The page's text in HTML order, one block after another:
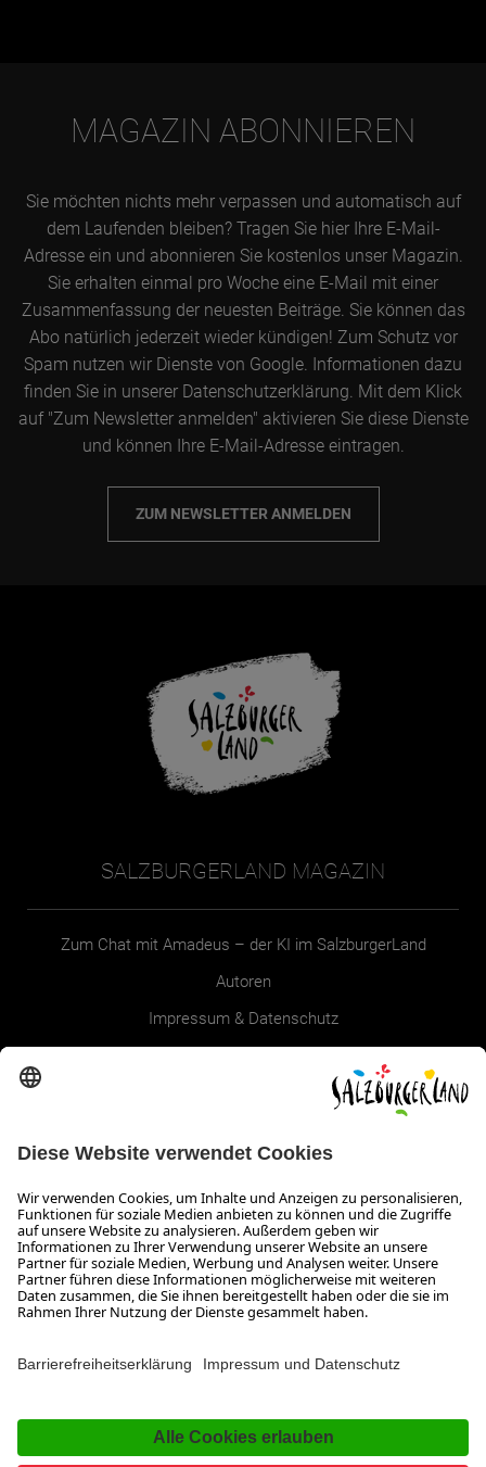
MAGAZIN ABONNIEREN
Sie möchten nichts mehr verpassen und automatisch auf
dem Laufenden bleiben? Tragen Sie hier Ihre E-Mail-
Adresse ein und abonnieren Sie kostenlos unser Magazin.
Sie erhalten einmal pro Woche eine E-Mail mit einer
Zusammenfassung der neuesten Beiträge. Sie können das
Abo natürlich jederzeit wieder kündigen! Zum Schutz vor
Spam nutzen wir Dienste von Google. Informationen dazu
finden Sie in unserer Datenschutzerklärung. Mit dem Klick
auf "Zum Newsletter anmelden" aktivieren Sie diese Dienste
und können Ihre E-Mail-Adresse eintragen.
ZUM NEWSLETTER ANMELDEN
SALZBURGERLAND MAGAZIN
Zum Chat mit Amadeus – der KI im SalzburgerLand
Autoren
Impressum & Datenschutz
Infos zum Urlaub im SalzburgerLand
Veranstaltungen im SalzburgerLand
Aktuelle Urlaubsangebote
Newsroom
Presse